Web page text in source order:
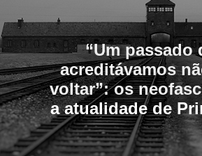
“Um passado
acreditávamos
voltar”: os
a atualidade de